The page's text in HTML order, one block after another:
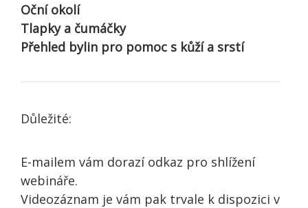
Oční okolí
Tlapky a čumáčky
Přehled bylin pro pomoc s kůží a srstí
Důležité:
E-mailem vám dorazí odkaz pro shlížení
webináře.
Videozáznam je vám pak trvale k dispozici v